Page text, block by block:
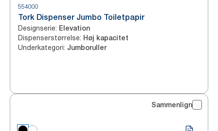
554000
Tork Dispenser Jumbo Toiletpapir
Designserie: Elevation
Dispenserstørrelse: Høj kapacitet
Underkategori: Jumboruller
Sammenlign